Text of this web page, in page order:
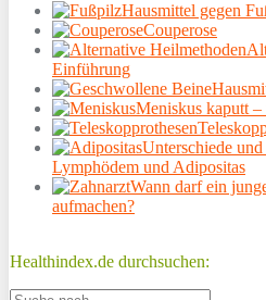
Hausmittel gegen
Couperose
Einführung
Meniskus kaputt –
Unterschiede
Lymphödem und Adipositas
Wann darf ein
aufmachen?
Healthindex.de durchsuchen: